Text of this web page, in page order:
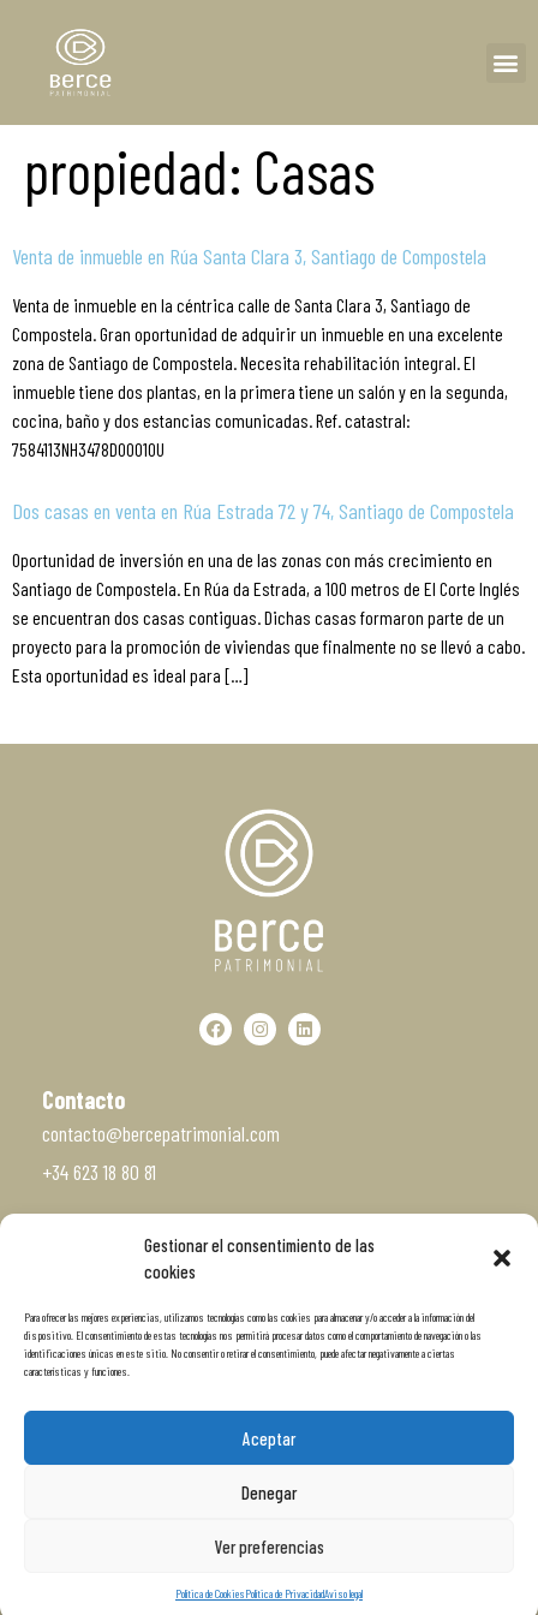
Gestionar el consentimiento de las
cookies
Para ofrecer las mejores experiencias, utilizamos tecnologías como las cookies para almacenar y/o acceder a la información del
dispositivo. El consentimiento de estas tecnologías nos permitirá procesar datos como el comportamiento de navegación o las
identificaciones únicas en este sitio. No consentir o retirar el consentimiento, puede afectar negativamente a ciertas
características y funciones.
Aceptar
Denegar
Ver preferencias
Política de CookiesPolítica de PrivacidadAviso legal
propiedad: Casas
Venta de inmueble en Rúa Santa Clara 3, Santiago de Compostela
Venta de inmueble en la céntrica calle de Santa Clara 3, Santiago de
Compostela. Gran oportunidad de adquirir un inmueble en una excelente
zona de Santiago de Compostela. Necesita rehabilitación integral. El
inmueble tiene dos plantas, en la primera tiene un salón y en la segunda,
cocina, baño y dos estancias comunicadas. Ref. catastral:
7584113NH3478D0001OU
Dos casas en venta en Rúa Estrada 72 y 74, Santiago de Compostela
Oportunidad de inversión en una de las zonas con más crecimiento en
Santiago de Compostela. En Rúa da Estrada, a 100 metros de El Corte Inglés
se encuentran dos casas contiguas. Dichas casas formaron parte de un
proyecto para la promoción de viviendas que finalmente no se llevó a cabo.
Esta oportunidad es ideal para […]
Contacto
contacto@bercepatrimonial.com
+34 623 18 80 81
Santiago de Compostela